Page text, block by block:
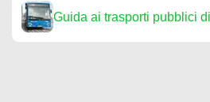
Guida ai trasporti pubblici